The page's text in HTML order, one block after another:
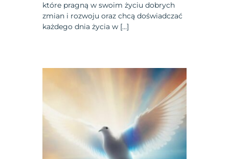
które pragną w swoim życiu dobrych
zmian i rozwoju oraz chcą doświadczać
każdego dnia życia w […]